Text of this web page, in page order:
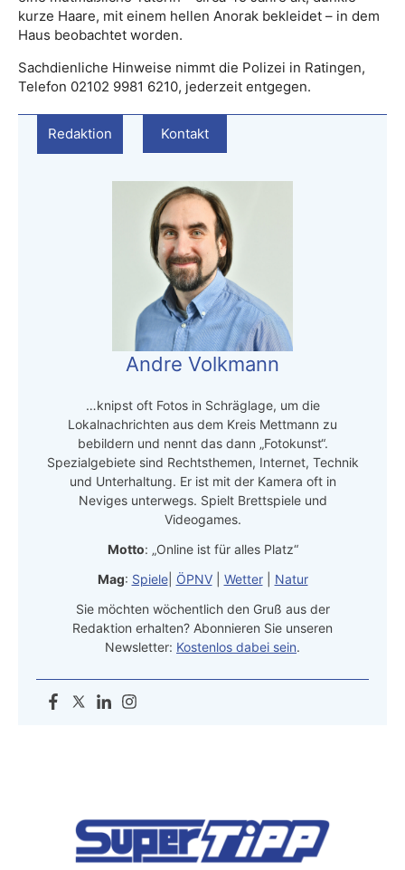
kurze Haare, mit einem hellen Anorak bekleidet – in dem
Haus beobachtet worden.
Sachdienliche Hinweise nimmt die Polizei in Ratingen,
Telefon 02102 9981 6210, jederzeit entgegen.
Redaktion Kontakt
Andre Volkmann
…knipst oft Fotos in Schräglage, um die
Lokalnachrichten aus dem Kreis Mettmann zu
bebildern und nennt das dann „Fotokunst“.
Spezialgebiete sind Rechtsthemen, Internet, Technik
und Unterhaltung. Er ist mit der Kamera oft in
Neviges unterwegs. Spielt Brettspiele und
Videogames.
Motto: „Online ist für alles Platz“
Mag: Spiele| ÖPNV| Wetter| Natur
Sie möchten wöchentlich den Gruß aus der
Redaktion erhalten? Abonnieren Sie unseren
Newsletter: Kostenlos dabei sein.